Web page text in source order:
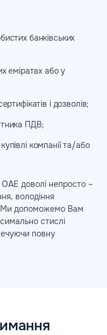
банківських
еміратах або у
і дозволів;
ПДВ;
компанії та/або
доволі непросто –
володіння
Ми допоможемо Вам
стислі
повну